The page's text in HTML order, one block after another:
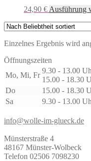
24,90 € Ausführung
Einzelnes Ergebnis wird
Öffnungszeiten
Mo, Mi, Fr
9.30 - 13.00
15.00 - 18.30
Do
15.00 - 18.30
Sa
9.30 - 13.00
info@wolle-im-glueck.de
Münsterstraße 4
48167 Münster-Wolbeck
Telefon 02506 7098230